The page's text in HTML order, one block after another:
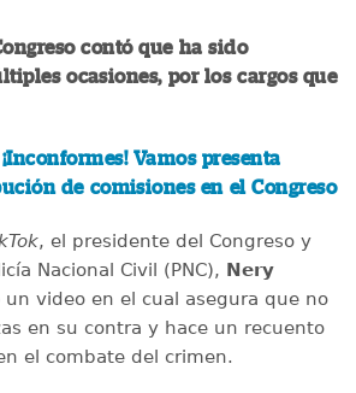
contó que ha sido
ocasiones, por los cargos que
¡Inconformes! Vamos presenta
de comisiones en el Congreso
, el presidente del Congreso y
Nacional Civil (PNC), Nery
video en el cual asegura que no
en su contra y hace un recuento
el combate del crimen.